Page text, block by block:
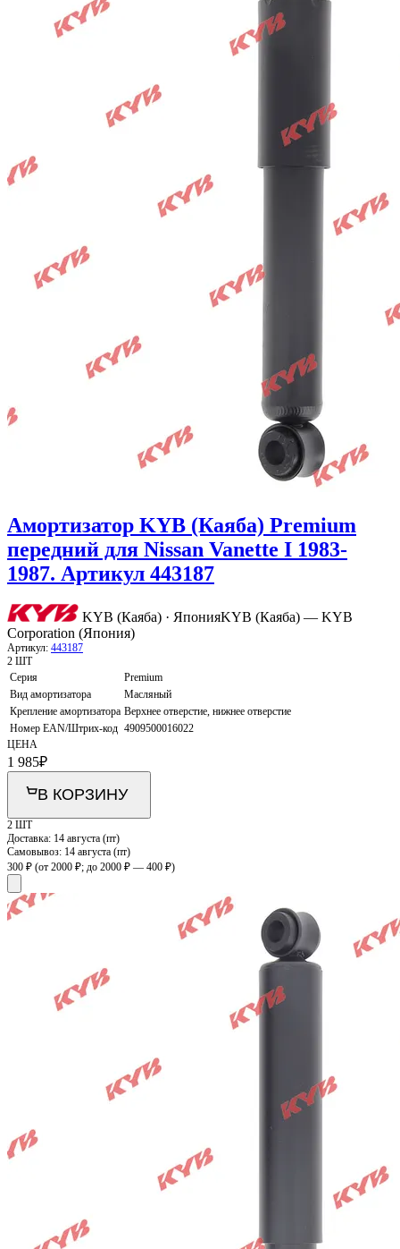
Амортизатор KYB (Каяба) Premium
передний для Nissan Vanette I 1983-
1987. Артикул 443187
KYB (Каяба) · ЯпонияKYB (Каяба) — KYB
Corporation (Япония)
Артикул: 443187
2 ШТ
Серия
Premium
Вид амортизатора
Масляный
Крепление амортизатора Верхнее отверстие, нижнее отверстие
Номер EAN/Штрих-код 4909500016022
ЦЕНА
1 985₽
В КОРЗИНУ
2 ШТ
Доставка: 14 августа (пт)
Самовывоз: 14 августа (пт)
300 ₽ (от 2000 ₽; до 2000 ₽ — 400 ₽)